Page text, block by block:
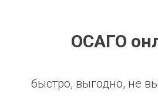
ОСАГО
быстро, выгодно, не